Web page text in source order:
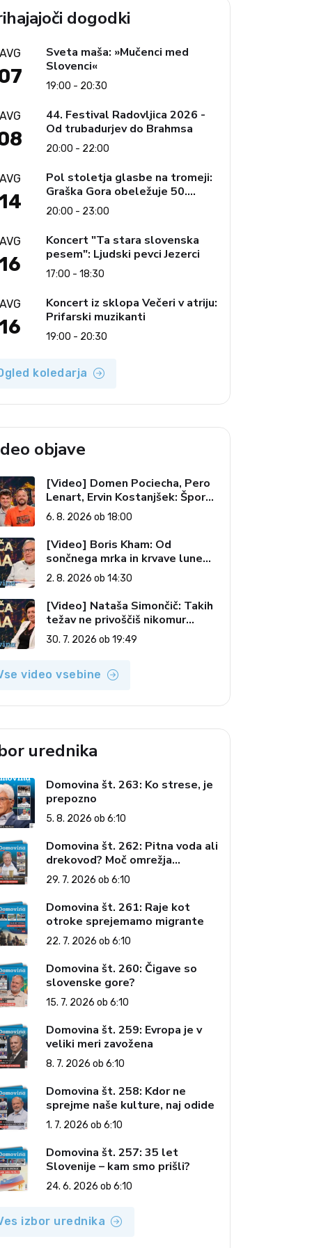
dogodki
Sveta maša: »Mučenci med
Slovenci«
19:00 - 20:30
44. Festival Radovljica 2026 -
Od trubadurjev do Brahmsa
20:00 - 22:00
Pol stoletja glasbe na tromeji:
Graška Gora obeležuje 50.
jubilejni festival narodno-
zabavne glasbe
20:00 - 23:00
Koncert "Ta stara slovenska
pesem": Ljudski pevci Jezerci
17:00 - 18:30
Koncert iz sklopa Večeri v atriju:
Prifarski muzikanti
19:00 - 20:30
koledarja
objave
[Video] Domen Pociecha, Pero
Lenart, Ervin Kostanjšek: Šport
specialcev (Vroča tema, 6. 8.
2026)
6. 8. 2026 ob 18:00
[Video] Boris Kham: Od
sončnega mrka in krvave lune
do slovenskih pečatov v vesolju
(Vroča tema, 2. 8. 2026)
2. 8. 2026 ob 14:30
[Video] Nataša Simončič: Takih
težav ne privoščiš nikomur
(Vroča tema, 30. 7. 2026)
30. 7. 2026 ob 19:49
video vsebine
urednika
Domovina št. 263: Ko strese, je
prepozno
5. 8. 2026 ob 6:10
Domovina št. 262: Pitna voda ali
drekovod? Moč omrežja
interesov
29. 7. 2026 ob 6:10
Domovina št. 261: Raje kot
otroke sprejemamo migrante
22. 7. 2026 ob 6:10
Domovina št. 260: Čigave so
slovenske gore?
15. 7. 2026 ob 6:10
Domovina št. 259: Evropa je v
veliki meri zavožena
8. 7. 2026 ob 6:10
Domovina št. 258: Kdor ne
sprejme naše kulture, naj odide
1. 7. 2026 ob 6:10
Domovina št. 257: 35 let
Slovenije – kam smo prišli?
24. 6. 2026 ob 6:10
izbor urednika